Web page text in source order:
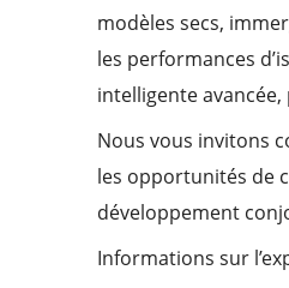
modèles secs,
les performances
intelligente
Nous vous invitons
les opportunités de
développement
Informations sur